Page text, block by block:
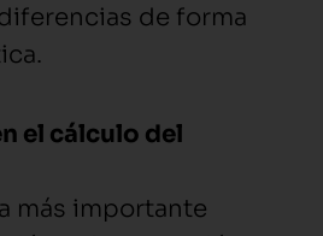
de forma
el cálculo del
más importante